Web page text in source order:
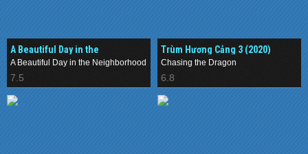
A Beautiful Day in the
Neighborhood (2019)
A Beautiful Day in the Neighborhood
7.5
Trùm Hương Cảng 3 (2020)
Chasing the Dragon
6.8